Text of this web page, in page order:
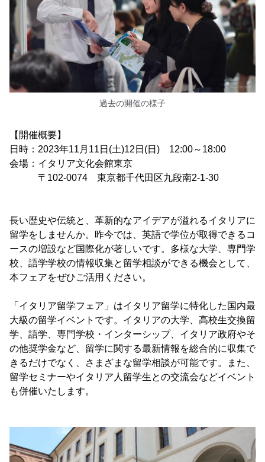
過去の開催の様子
【開催概要】
日時：2023年11月11日(土)12日(日) 12:00～18:00
会場：イタリア文化会館東京
〒102-0074 東京都千代田区九段南2-1-30
長い歴史や伝統と、革新的なアイデアが溢れるイタリアに
留学をしませんか。昨今では、英語で学位が取得できるコ
ースの増設など国際化が著しいです。多様な大学、専門学
校、語学学校の情報収集と留学相談ができる機会として、
本フェアをぜひご活用ください。
「イタリア留学フェア」はイタリア留学に特化した国内最
大級の留学イベントです。イタリアの大学、高校生交換留
学、語学、専門学校・インターシップ、イタリア政府やそ
の他奨学金など、留学に関する最新情報を総合的に収集で
きるだけでなく、さまざまな留学相談が可能です。また、
留学セミナーやイタリア人留学生との交流会などイベント
も併催いたします。